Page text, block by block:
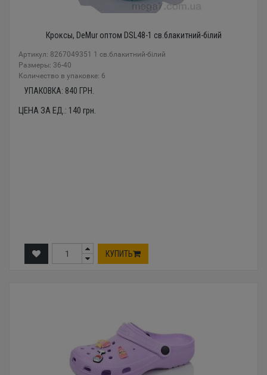
Кроксы, DeMur оптом DSL48-1 св.блакитний-білий
Артикул: 8267049351 1 св.блакитний-білий
Размеры: 36-40
Количество в упаковке: 6
УПАКОВКА: 840 ГРН.
ЦЕНА ЗА ЕД.: 140 грн.
КУПИТЬ